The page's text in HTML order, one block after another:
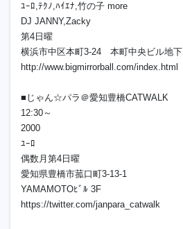
ﾕｰﾛ,ﾃｸﾉ,ﾊｲｴﾅ,竹の子 more
DJ JANNY,Zacky
第4日曜
横浜市中区本町3-24 本町中央ビル地下
http://www.bigmirrorball.com/index.html
■じゃん☆パラ＠愛知豊橋CATWALK
12:30～
2000
ﾕｰﾛ
偶数月第4日曜
愛知県豊橋市菰口町3-13-1
YAMAMOTOﾋﾞﾙ 3F
https://twitter.com/janpara_catwalk